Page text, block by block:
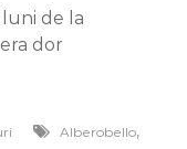
și
de la
dor
Alberobello,